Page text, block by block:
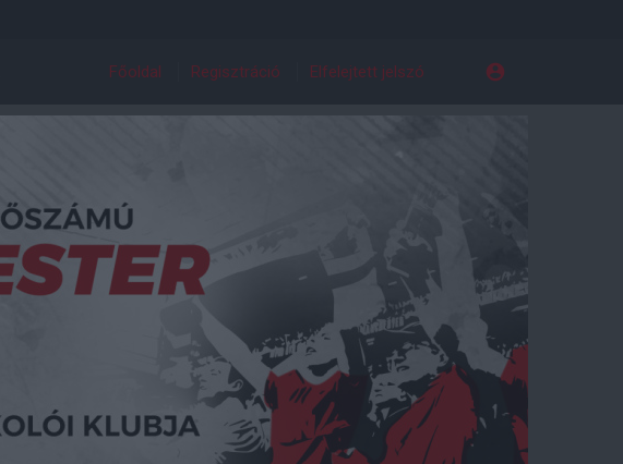
Főoldal Regisztráció Elfelejtett jelszó